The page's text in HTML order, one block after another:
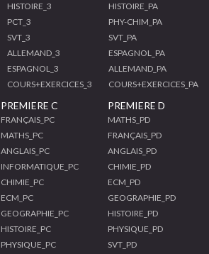
HISTOIRE_3
PCT_3
SVT_3
ALLEMAND_3
ESPAGNOL_3
COURS+EXERCICES_3
HISTOIRE_PA
PHY-CHIM_PA
SVT_PA
ESPAGNOL_PA
ALLEMAND_PA
COURS+EXERCICES_PA
PREMIERE C
FRANÇAIS_PC
MATHS_PC
ANGLAIS_PC
INFORMATIQUE_PC
CHIMIE_PC
ECM_PC
GEOGRAPHIE_PC
HISTOIRE_PC
PHYSIQUE_PC
PREMIERE D
MATHS_PD
FRANÇAIS_PD
ANGLAIS_PD
CHIMIE_PD
ECM_PD
GEOGRAPHIE_PD
HISTOIRE_PD
PHYSIQUE_PD
SVT_PD